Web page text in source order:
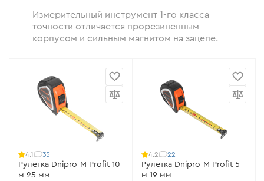
Измерительный инструмент 1-го класса
точности отличается прорезиненным
корпусом и сильным магнитом на зацепе.
4.1 35
Рулетка Dnipro-M Profit 10
м 25 мм
4.2 22
Рулетка Dnipro-M Profit 5
м 19 мм